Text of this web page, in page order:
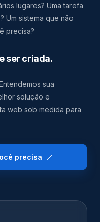
lugares? Uma tarefa
Um sistema que não
precisa?
ser criada.
sua
solução e
web sob medida para
precisa